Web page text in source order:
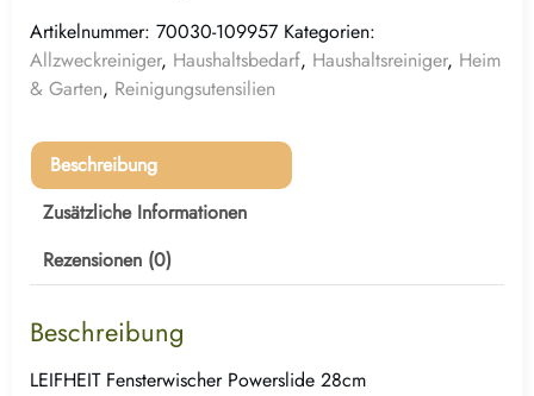
Artikelnummer: 70030-109957 Kategorien:
Allzweckreiniger, Haushaltsbedarf, Haushaltsreiniger, Heim
& Garten, Reinigungsutensilien
Beschreibung
Zusätzliche Informationen
Rezensionen (0)
Beschreibung
LEIFHEIT Fensterwischer Powerslide 28cm